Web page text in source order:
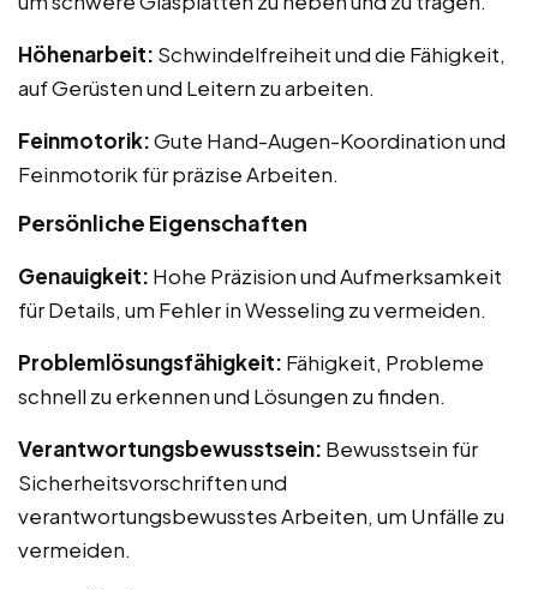
Höhenarbeit: Schwindelfreiheit und die Fähigkeit,
auf Gerüsten und Leitern zu arbeiten.
Feinmotorik:Gute Hand-Augen-Koordination und
Feinmotorik für präzise Arbeiten.
Persönliche Eigenschaften
Genauigkeit: Hohe Präzision und Aufmerksamkeit
für Details, um Fehler in Wesseling zu vermeiden.
Problemlösungsfähigkeit: Fähigkeit, Probleme
schnell zu erkennen und Lösungen zu finden.
Verantwortungsbewusstsein: Bewusstsein für
Sicherheitsvorschriften und
verantwortungsbewusstes Arbeiten, um Unfälle zu
vermeiden.